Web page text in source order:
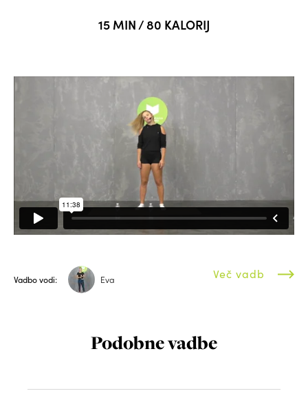
15 MIN / 80 KALORIJ
Vadbo vodi: Eva Več vadb
Podobne vadbe